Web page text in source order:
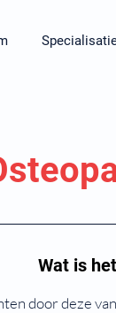
Wat is
door deze